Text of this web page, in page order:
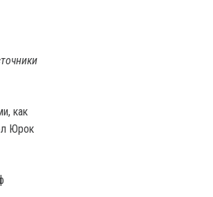
как
Юрок